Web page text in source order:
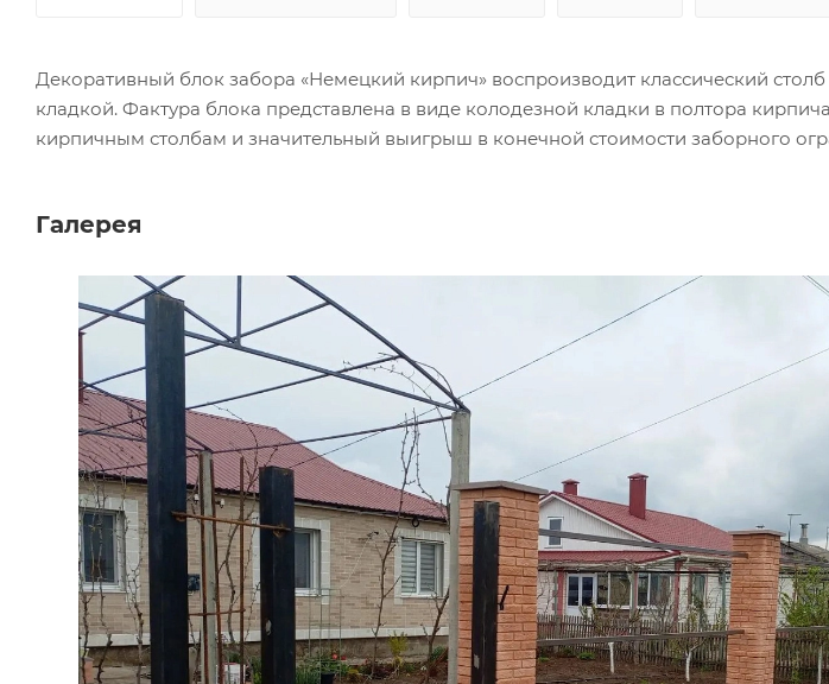
Декоративный блок забора «Немецкий кирпич» воспроизводит классический
кладкой. Фактура блока представлена в виде колодезной кладки в полтора
кирпичным столбам и значительный выигрыш в конечной стоимости заборного
Галерея